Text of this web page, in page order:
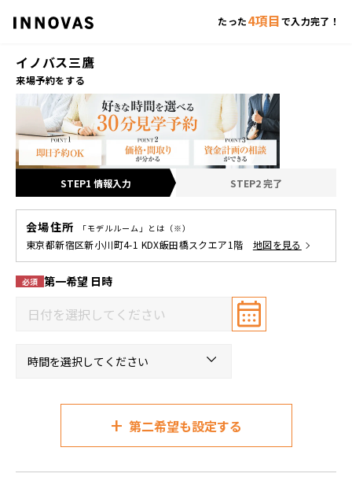
たった4項目で入力完了！
イノバス三鷹
来場予約をする
STEP1 情報入力 STEP2 完了
会場住所 「モデルルーム」とは（※）
東京都新宿区新小川町4-1 KDX飯田橋スクエア1階 地図を見る
必須 第一希望 日時
第二希望も設定する
+